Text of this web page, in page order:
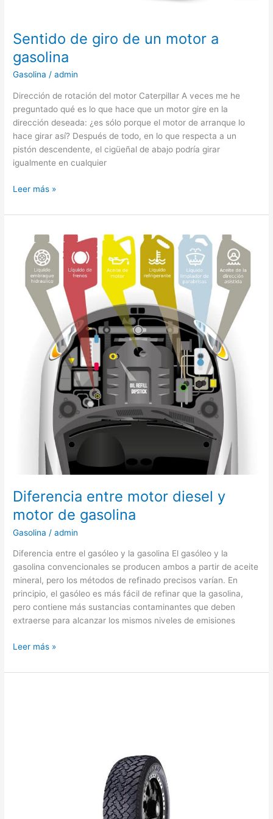
Sentido de giro de un motor a
gasolina
Gasolina /admin
Dirección de rotación del motor Caterpillar A veces me he
preguntado qué es lo que hace que un motor gire en la
dirección deseada: ¿es sólo porque el motor de arranque lo
hace girar así? Después de todo, en lo que respecta a un
pistón descendente, el cigüeñal de abajo podría girar
igualmente en cualquier
Sentido
giro
motor
gasolina
Leer más »
Diferencia entre motor diesel y
motor de gasolina
Gasolina /admin
Diferencia entre el gasóleo y la gasolina El gasóleo y la
gasolina convencionales se producen ambos a partir de aceite
mineral, pero los métodos de refinado precisos varían. En
principio, el gasóleo es más fácil de refinar que la gasolina,
pero contiene más sustancias contaminantes que deben
extraerse para alcanzar los mismos niveles de emisiones
Diferencia
motor
Leer más »